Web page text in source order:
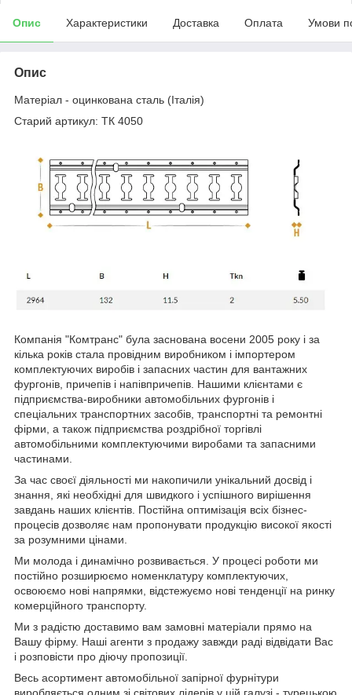
Опис Характеристики Доставка Оплата Умови
Опис
Матеріал - оцинкована сталь (Італія)
Старий артикул: ТК 4050
Компанія "Комтранс" була заснована восени 2005 року і за
кілька років стала провідним виробником і імпортером
комплектуючих виробів і запасних частин для вантажних
фургонів, причепів і напівпричепів. Нашими клієнтами є
підприємства-виробники автомобільних фургонів і
спеціальних транспортних засобів, транспортні та ремонтні
фірми, а також підприємства роздрібної торгівлі
автомобільними комплектуючими виробами та запасними
частинами.
За час своєї діяльності ми накопичили унікальний досвід і
знання, які необхідні для швидкого і успішного вирішення
завдань наших клієнтів. Постійна оптимізація всіх бізнес-
процесів дозволяє нам пропонувати продукцію високої якості
за розумними цінами.
Ми молода і динамічно розвивається. У процесі роботи ми
постійно розширюємо номенклатуру комплектуючих,
освоюємо нові напрямки, відстежуємо нові тенденції на ринку
комерційного транспорту.
Ми з радістю доставимо вам замовні матеріали прямо на
Вашу фірму. Наші агенти з продажу завжди раді відвідати Вас
і розповісти про діючу пропозиції.
Весь асортимент автомобільної запірної фурнітури
виробляється одним зі світових лідерів у цій галузі - турецькою